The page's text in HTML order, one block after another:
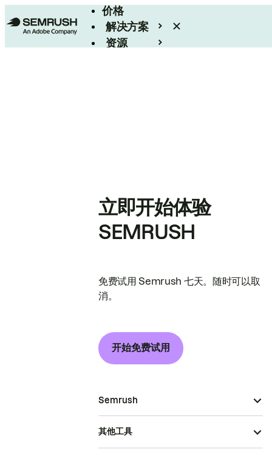
价格
解决方案
资源
立即开始体验
SEMRUSH
免费试用 Semrush 七天。随时可以取
消。
开始免费试用
Semrush
其他工具